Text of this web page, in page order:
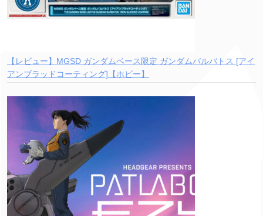
【レビュー】MGSD ガンダムベース限定 ガンダムバルバトス [アイ
アンブラッドコーティング]【ホビー】